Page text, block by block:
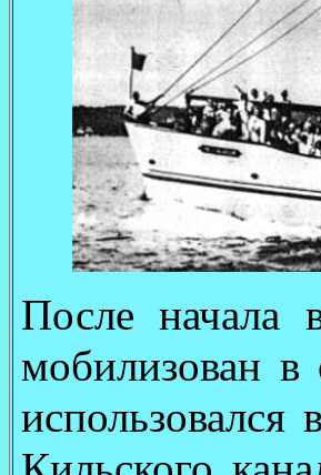
После начала
мобилизован
использовался